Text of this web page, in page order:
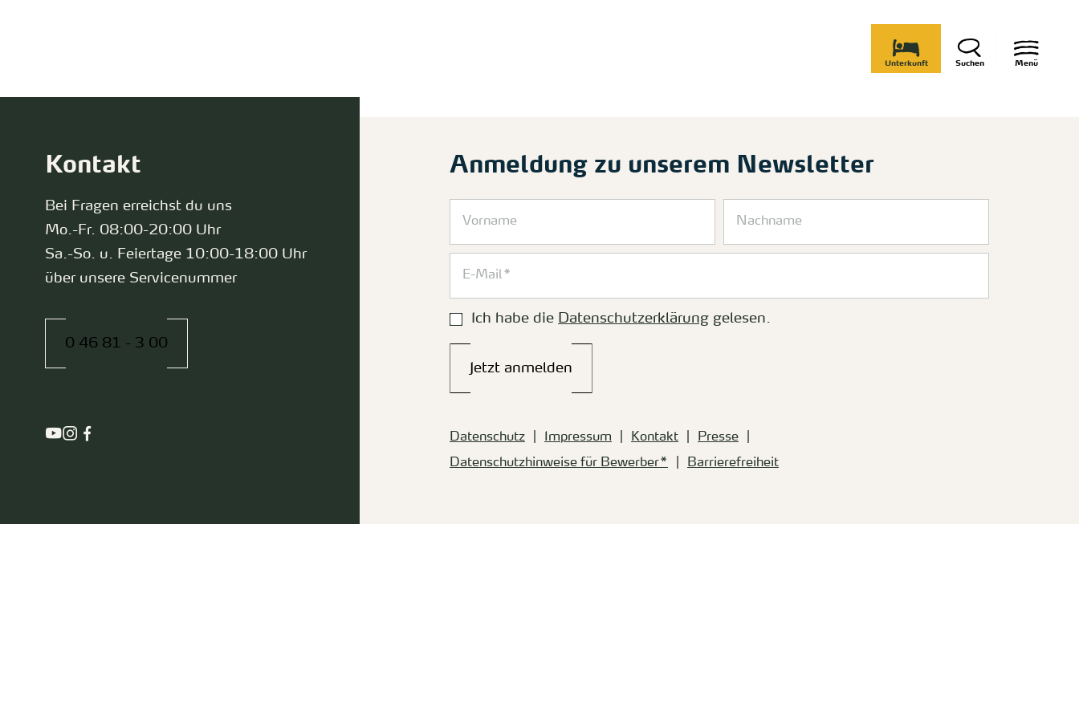
Menü
Suchen
Unterkunft
Anmeldung zu unserem Newsletter
Ich habe die Datenschutzerklärung gelesen.
Jetzt anmelden
Datenschutz Impressum Kontakt
Presse
Datenschutzhinweise für Bewerber*
Barrierefreiheit
Kontakt
Bei Fragen erreichst du uns
Mo.-Fr. 08:00-20:00 Uhr
Sa.-So. u. Feiertage 10:00-18:00 Uhr
über unsere Servicenummer
0 46 81 - 3 00